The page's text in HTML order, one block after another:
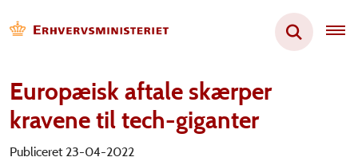
Europæisk aftale skærper
kravene til tech-giganter
Publiceret 23-04-2022